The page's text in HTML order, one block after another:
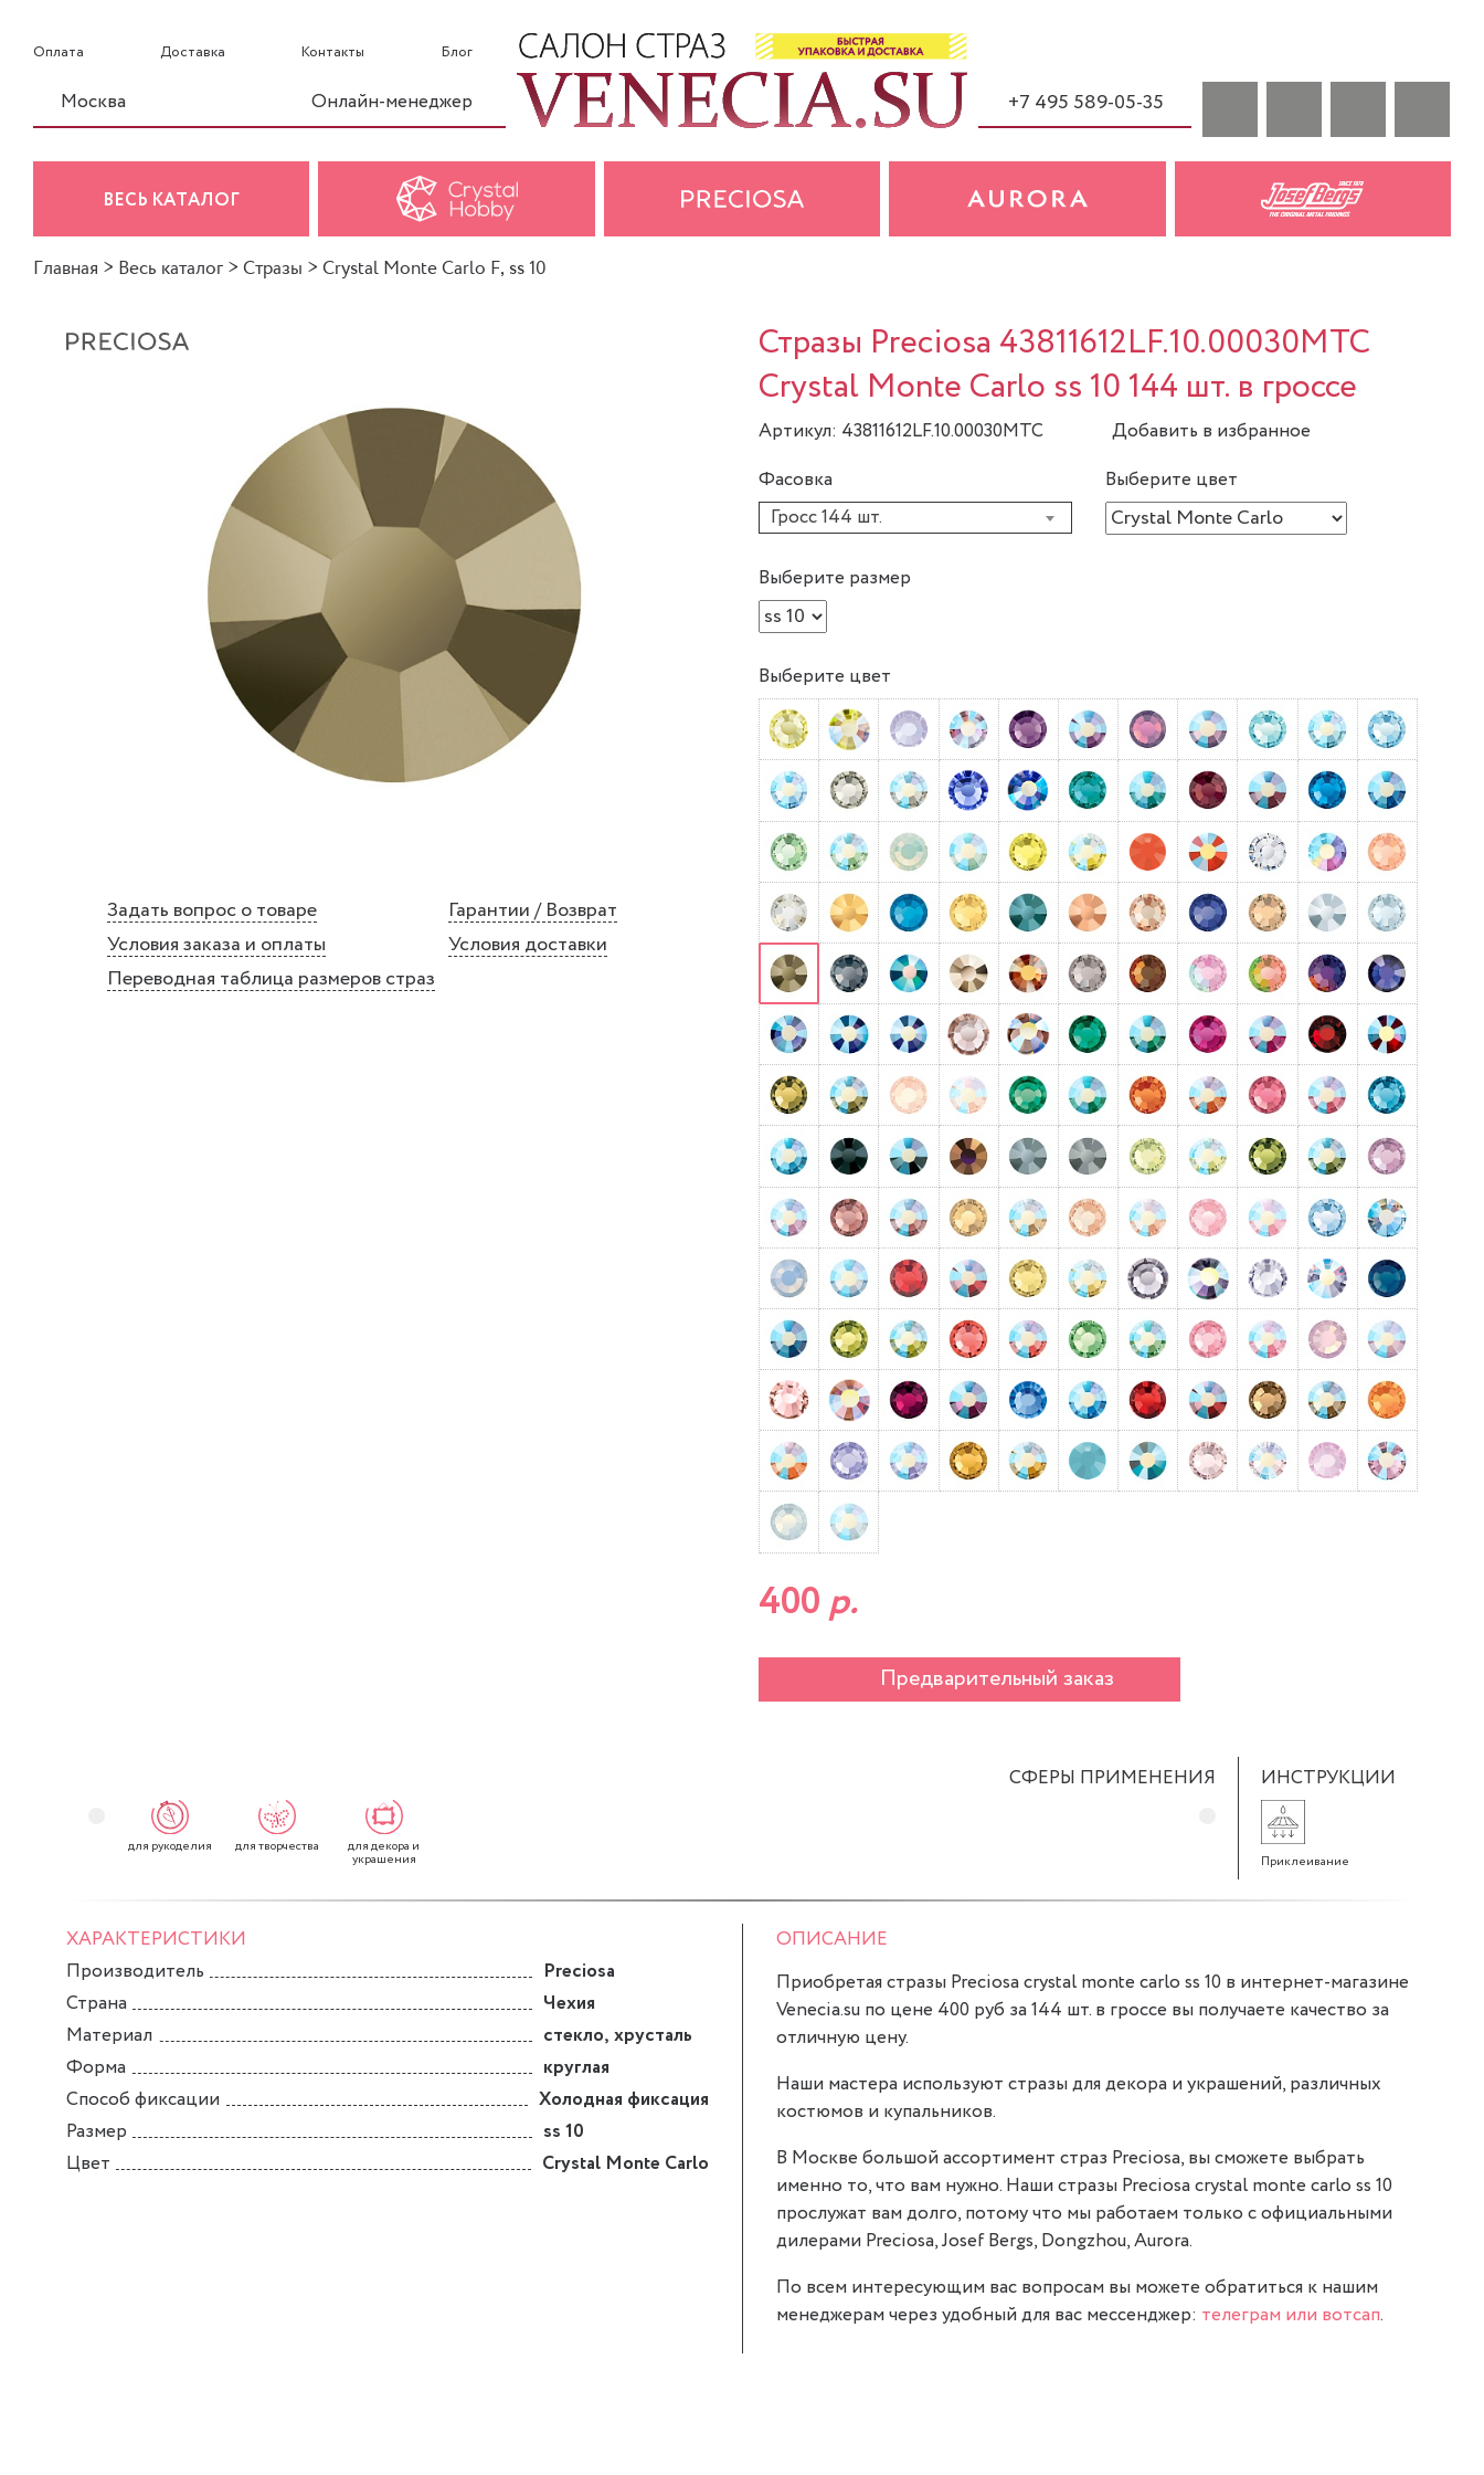
Оплата Доставка Контакты Блог
Москва Онлайн-менеджер +7 495 589-05-35
ВЕСЬ КАТАЛОГ
Главная > Весь каталог > Стразы > Crystal Monte Carlo F, ss 10
Задать вопрос о товаре
Гарантии / Возврат
Условия заказа и оплаты
Условия доставки
Переводная таблица размеров страз
Стразы Preciosa 43811612LF.10.00030MTC
Crystal Monte Carlo ss 10 144 шт. в гроссе
Артикул: 43811612LF.10.00030MTC
Добавить в избранное
Фасовка
Гросс 144 шт.
Выберите цвет
Выберите размер
Выберите цвет
400р.
Предварительный заказ
СФЕРЫ ПРИМЕНЕНИЯ
для рукоделия для творчества для декора и
украшения
ИНСТРУКЦИИ
Приклеивание
ХАРАКТЕРИСТИКИ
Производитель
Preciosa
Страна
Чехия
Материал
стекло, хрусталь
Форма
круглая
Способ фиксации
Холодная фиксация
Размер
ss 10
Цвет
Crystal Monte Carlo
ОПИСАНИЕ
Приобретая стразы Preciosa crystal monte carlo ss 10 в интернет-магазине
Venecia.su по цене 400 руб за 144 шт. в гроссе вы получаете качество за
отличную цену.
Наши мастера используют стразы для декора и украшений, различных
костюмов и купальников.
В Москве большой ассортимент страз Preciosa, вы сможете выбрать
именно то, что вам нужно. Наши стразы Preciosa crystal monte carlo ss 10
прослужат вам долго, потому что мы работаем только с официальными
дилерами Preciosa, Josef Bergs, Dongzhou, Aurora.
По всем интересующим вас вопросам вы можете обратиться к нашим
менеджерам через удобный для вас мессенджер: телеграм или вотсап.